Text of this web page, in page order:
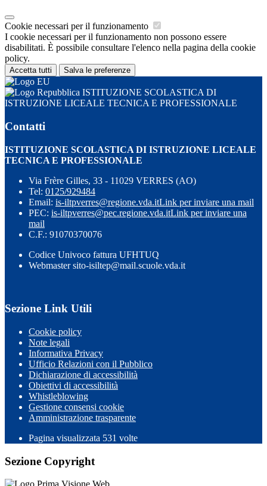
Cookie necessari per il funzionamento
I cookie necessari per il funzionamento non possono essere
disabilitati. È possibile consultare l'elenco nella pagina della cookie
policy.
Accetta tutti Salva le preferenze
ISTITUZIONE SCOLASTICA DI
ISTRUZIONE LICEALE TECNICA E PROFESSIONALE
Contatti
ISTITUZIONE SCOLASTICA DI ISTRUZIONE LICEALE
TECNICA E PROFESSIONALE
Via Frère Gilles, 33 - 11029 VERRES (AO)
Tel: 0125/929484
Email: is-iltpverres@regione.vda.itLink per inviare una mail
PEC: is-iltpverres@pec.regione.vda.itLink per inviare una
mail
C.F.: 91070370076
Codice Univoco fattura UFHTUQ
Webmaster sito-isiltep@mail.scuole.vda.it
Sezione Link Utili
Cookie policy
Note legali
Informativa Privacy
Ufficio Relazioni con il Pubblico
Dichiarazione di accessibilità
Obiettivi di accessibilità
Whistleblowing
Gestione consensi cookie
Amministrazione trasparente
Pagina visualizzata 531 volte
Sezione Copyright